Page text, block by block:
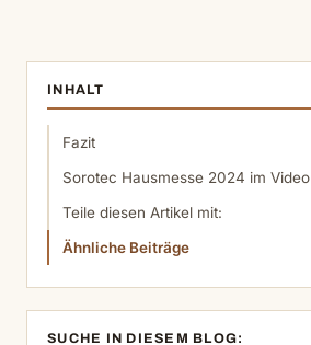
INHALT
Fazit
Sorotec Hausmesse 2024 im Video
Teile diesen Artikel mit:
Ähnliche Beiträge
SUCHE IN DIESEM BLOG: